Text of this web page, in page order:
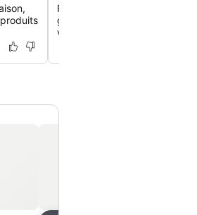
Rejoins facilement le centre-
grâce à un arrêt de bus situé
vaporetto.